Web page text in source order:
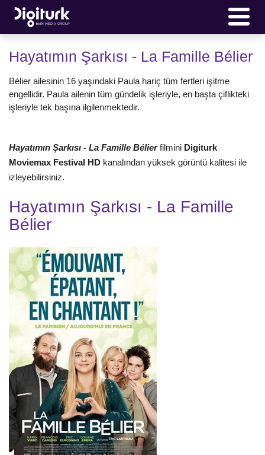
Hayatımın Şarkısı - La Famille Bélier
Bélier ailesinin 16 yaşındaki Paula hariç tüm fertleri işitme
engellidir. Paula ailenin tüm gündelik işleriyle, en başta çiflikteki
işleriyle tek başına ilgilenmektedir.
Hayatımın Şarkısı - La Famille Bélierfilmini Digiturk
Moviemax Festival HD kanalından yüksek görüntü kalitesi ile
izleyebilirsiniz.
Hayatımın Şarkısı - La Famille
Bélier